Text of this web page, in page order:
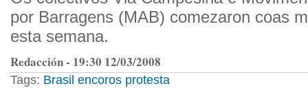
por Barragens (MAB) comezaron coas
esta semana.
Redacción - 19:30 12/03/2008
Tags: Brasil encoros protesta